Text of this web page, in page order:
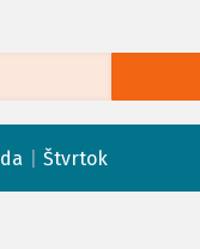
Štvrtok